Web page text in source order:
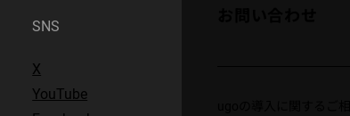
SNS
X
YouTube